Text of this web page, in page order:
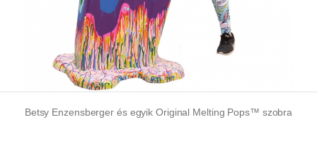
Betsy Enzensberger és egyik Original Melting Pops™ szobra